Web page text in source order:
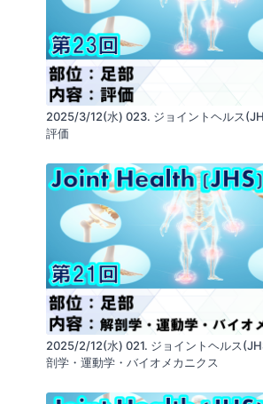
・鼠径部、腹腔の精密触診
・鼠径部（上部）の対症療法
・鼠径部の神経
・鼠径部（内側部）の対症療法
・まとめ
■ セミナーに関連するお役立ち商品
・リアライン・ペリネライザー アスレ
https://glab.shop/collections/
athlet
・リアライン・コアSIユニット
骨盤を整え、全身のアライメントをケ
https://glab.shop/collections/
si-2
・リハビー・ベルト
骨盤の痛みが生じる動きを、あらゆる
ト
2025/3/12(水) 023. ジョイントヘルス
評価
2025/2/12(水) 021. ジョイントヘルス
剖学・運動学・バイオメカニクス